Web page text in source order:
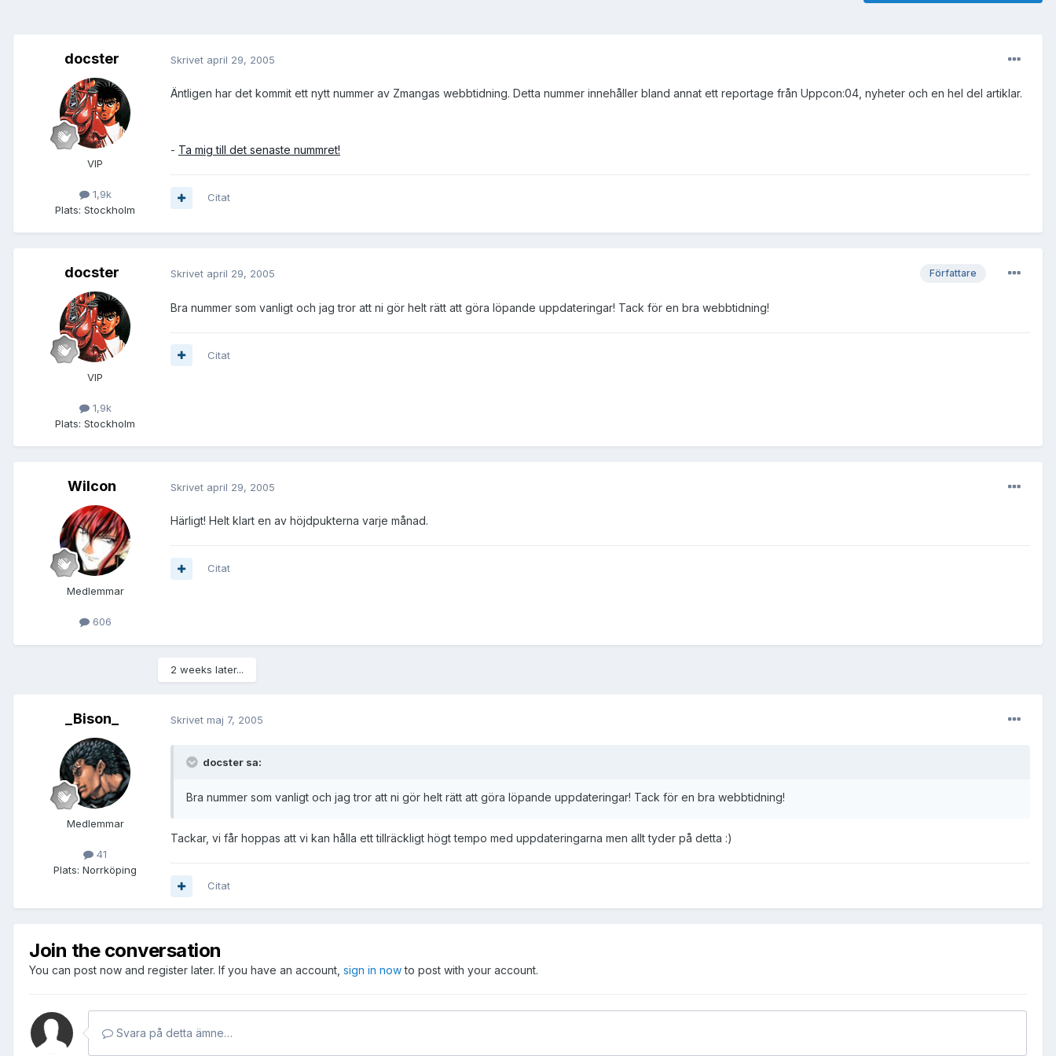
docster
VIP
1,9k
Plats: Stockholm
Skrivet april 29, 2005
Äntligen har det kommit ett nytt nummer av Zmangas webbtidning. Detta nummer innehåller bland annat ett reportage från Uppcon:04, nyheter och en hel del artiklar.
- Ta mig till det senaste nummret!
Citat
docster
VIP
1,9k
Plats: Stockholm
Författare
Skrivet april 29, 2005
Bra nummer som vanligt och jag tror att ni gör helt rätt att göra löpande uppdateringar! Tack för en bra webbtidning!
Citat
Wilcon
Medlemmar
606
Skrivet april 29, 2005
Härligt! Helt klart en av höjdpukterna varje månad.
Citat
2 weeks later...
_Bison_
Medlemmar
41
Plats: Norrköping
Skrivet maj 7, 2005
docster sa:
Bra nummer som vanligt och jag tror att ni gör helt rätt att göra löpande uppdateringar! Tack för en bra webbtidning!
Tackar, vi får hoppas att vi kan hålla ett tillräckligt högt tempo med uppdateringarna men allt tyder på detta :)
Citat
Join the conversation
You can post now and register later. If you have an account, sign in nowto post with your account.
Svara på detta ämne…